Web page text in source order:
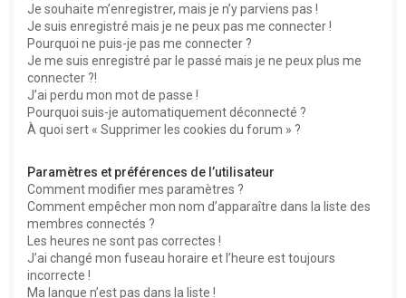
Je souhaite m’enregistrer, mais je n’y parviens pas !
Je suis enregistré mais je ne peux pas me connecter !
Pourquoi ne puis-je pas me connecter ?
Je me suis enregistré par le passé mais je ne peux plus me
connecter ?!
J’ai perdu mon mot de passe !
Pourquoi suis-je automatiquement déconnecté ?
À quoi sert « Supprimer les cookies du forum » ?
Paramètres et préférences de l’utilisateur
Comment modifier mes paramètres ?
Comment empêcher mon nom d’apparaître dans la liste des
membres connectés ?
Les heures ne sont pas correctes !
J’ai changé mon fuseau horaire et l’heure est toujours
incorrecte !
Ma langue n’est pas dans la liste !